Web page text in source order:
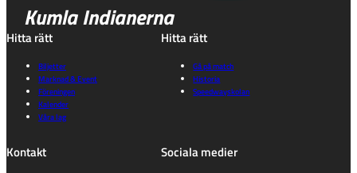
Kumla Indianerna
Hitta rätt
Biljetter
Marknad & Event
Föreningen
Kalender
Våra lag
Hitta rätt
Gå på match
Historia
Speedwayskolan
Kontakt Sociala medier